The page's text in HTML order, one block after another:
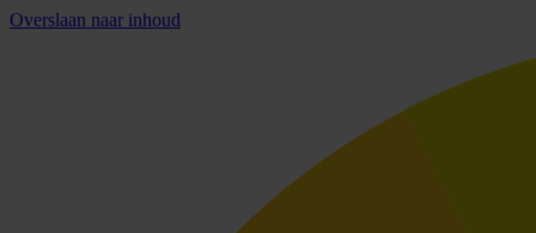
Overslaan naar inhoud